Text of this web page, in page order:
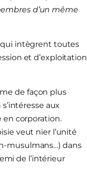
d’un même
qui intègrent toutes
et d’exploitation
de façon plus
aux
en corporation.
veut nier l’unité
musulmans…) dans
de l’intérieur